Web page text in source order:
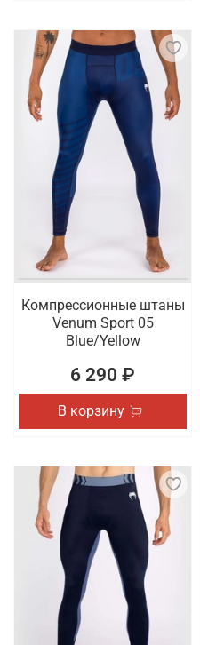
Компрессионные штаны
Venum Sport 05
Blue/Yellow
6 290 ₽
В корзину